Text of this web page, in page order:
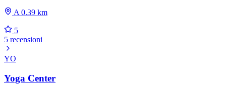
A 0.39 km
5
5 recensioni
YO
Yoga Center